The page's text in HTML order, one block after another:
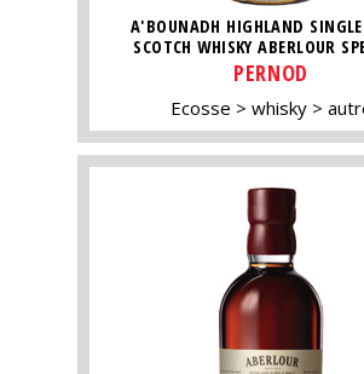
A'BOUNADH HIGHLAND
SCOTCH WHISKY ABERLOUR
PERNOD
Ecosse whisky